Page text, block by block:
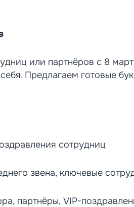
или партнёров с 8
Предлагаем готовые
сотрудниц
звена, ключевые
партнёры, VIP-